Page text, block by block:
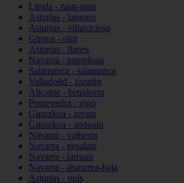
Lleida - naut-aran
Asturias - langreo
Asturias - villaviciosa
Girona - olot
Asturias - llanes
Navarra - pamplona
Salamanca - salamanca
Valladolid - zaratán
Alicante - benidorm
Pontevedra - vigo
Gipuzkoa - zerain
Gipuzkoa - andoain
Navarra - valtierra
Navarra - gesalatz
Navarra - larraun
Navarra - abaurrea-baja
Asturias - onís